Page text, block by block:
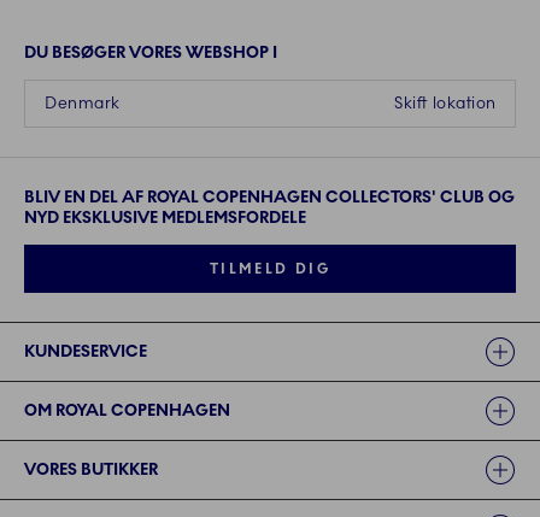
DU BESØGER VORES WEBSHOP I
Skift lokation
Denmark
BLIV EN DEL AF ROYAL COPENHAGEN COLLECTORS' CLUB OG
NYD EKSKLUSIVE MEDLEMSFORDELE
TILMELD DIG
KUNDESERVICE
OM ROYAL COPENHAGEN
VORES BUTIKKER